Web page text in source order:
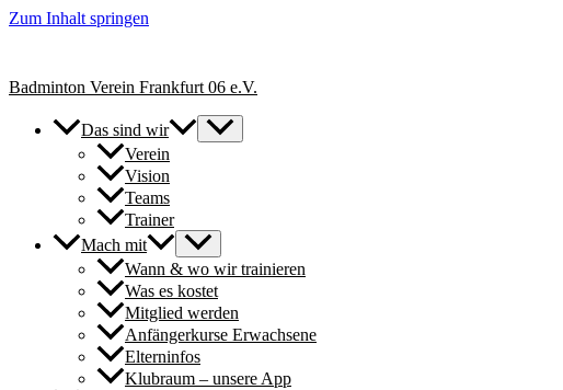
Zum Inhalt springen
Badminton Verein Frankfurt 06 e.V.
Das sind wir
Verein
Vision
Teams
Trainer
Mach mit
Wann & wo wir trainieren
Was es kostet
Mitglied werden
Anfängerkurse Erwachsene
Elterninfos
Klubraum – unsere App